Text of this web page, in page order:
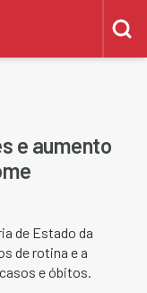
e aumento
de Estado da
de rotina e a
e óbitos.